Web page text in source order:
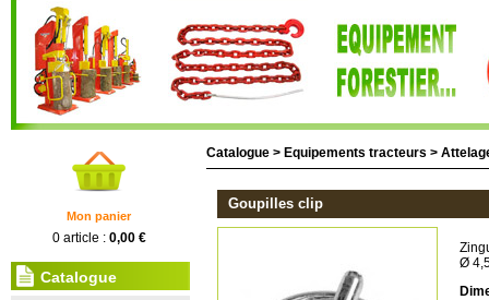
Mon panier
0 article : 0,00 €
Catalogue
Catalogue > Equipements tracteurs >
Goupilles clip
Ø